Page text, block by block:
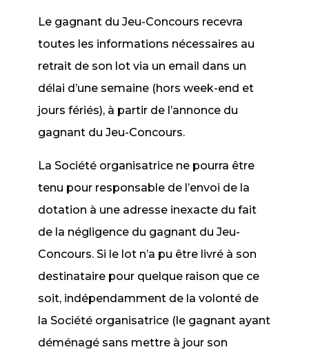
Le gagnant du Jeu-Concours recevra
toutes les informations nécessaires au
retrait de son lot via un email dans un
délai d’une semaine (hors week-end et
jours fériés), à partir de l’annonce du
gagnant du Jeu-Concours.
La Société organisatrice ne pourra être
tenu pour responsable de l’envoi de la
dotation à une adresse inexacte du fait
de la négligence du gagnant du Jeu-
Concours. Si le lot n’a pu être livré à son
destinataire pour quelque raison que ce
soit, indépendamment de la volonté de
la Société organisatrice (le gagnant ayant
déménagé sans mettre à jour son